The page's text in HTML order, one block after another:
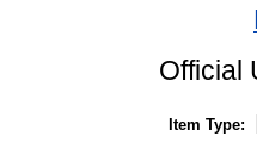
Official
Item Type: